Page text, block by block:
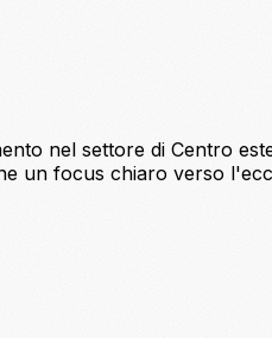
nel settore di Centro
un focus chiaro verso